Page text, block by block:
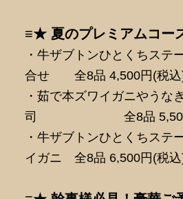
≡★ 夏のプレミアムコー
・牛ザブトンひとくちステ
合せ 全8品 4,500円(税込
・茹で本ズワイガニやうな
司 全8品 5,500
・牛ザブトンひとくちステ
イガニ 全8品 6,500円(税込